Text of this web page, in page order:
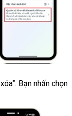
Bạn nhấn chọn